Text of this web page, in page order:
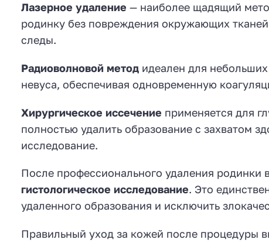
Лазерное удаление — наиболее щадящий
родинку без повреждения окружающих
следы.
Радиоволновой метод идеален для
невуса, обеспечивая одновременную
Хирургическое иссечение применяется для
полностью удалить образование с захватом
исследование.
После профессионального удаления родинки
гистологическое исследование. Это
удаленного образования и исключить
Правильный уход за кожей после процедуры